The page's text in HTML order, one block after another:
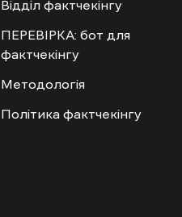
Відділ фактчекінгу
ПЕРЕВІРКА: бот для
фактчекінгу
Методологія
Політика фактчекінгу